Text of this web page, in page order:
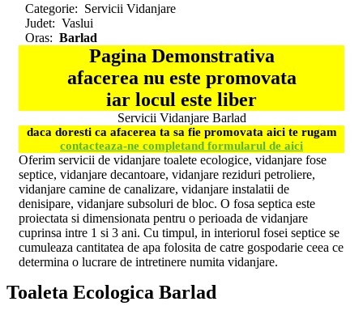
Categorie: Servicii Vidanjare
Judet: Vaslui
Oras: Barlad
Pagina Demonstrativa
afacerea nu este promovata
iar locul este liber
Servicii Vidanjare Barlad
daca doresti ca afacerea ta sa fie promovata aici te rugam
contacteaza-ne completand formularul de aici
Oferim servicii de vidanjare toalete ecologice, vidanjare fose
septice, vidanjare decantoare, vidanjare reziduri petroliere,
vidanjare camine de canalizare, vidanjare instalatii de
denisipare, vidanjare subsoluri de bloc. O fosa septica este
proiectata si dimensionata pentru o perioada de vidanjare
cuprinsa intre 1 si 3 ani. Cu timpul, in interiorul fosei septice se
cumuleaza cantitatea de apa folosita de catre gospodarie ceea ce
determina o lucrare de intretinere numita vidanjare.
Toaleta Ecologica Barlad